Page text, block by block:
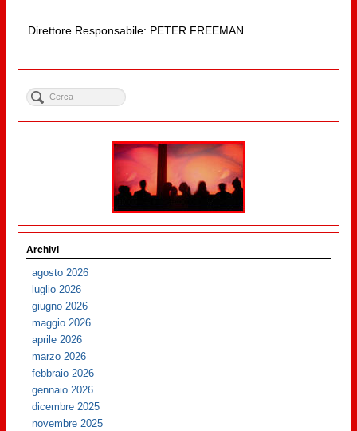
Direttore Responsabile: PETER FREEMAN
Archivi
agosto 2026
luglio 2026
giugno 2026
maggio 2026
aprile 2026
marzo 2026
febbraio 2026
gennaio 2026
dicembre 2025
novembre 2025